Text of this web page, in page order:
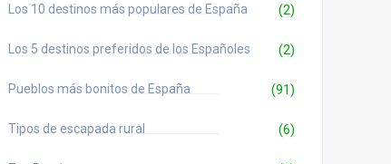
Los 10 destinos más populares de España (2)
Los 5 destinos preferidos de los Españoles (2)
Pueblos más bonitos de España (91)
Tipos de escapada rural (6)